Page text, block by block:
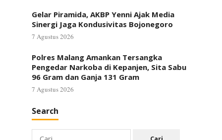
Gelar Piramida, AKBP Yenni Ajak Media
Sinergi Jaga Kondusivitas Bojonegoro
7 Agustus 2026
Polres Malang Amankan Tersangka
Pengedar Narkoba di Kepanjen, Sita Sabu
96 Gram dan Ganja 131 Gram
7 Agustus 2026
Search
Cari